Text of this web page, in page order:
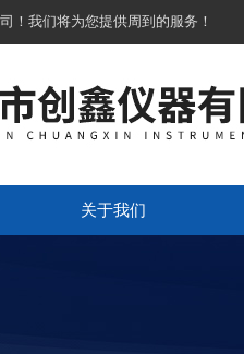
！我们将为您提供周到的服务！
关于我们